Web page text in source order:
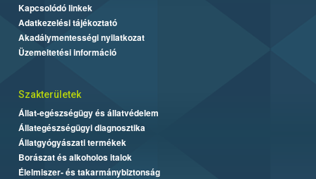
Kapcsolódó linkek
Adatkezelési tájékoztató
Akadálymentességi nyilatkozat
Üzemeltetési információ
Szakterületek
Állat-egészségügy és állatvédelem
Állategészségügyi diagnosztika
Állatgyógyászati termékek
Borászat és alkoholos italok
Élelmiszer- és takarmánybiztonság